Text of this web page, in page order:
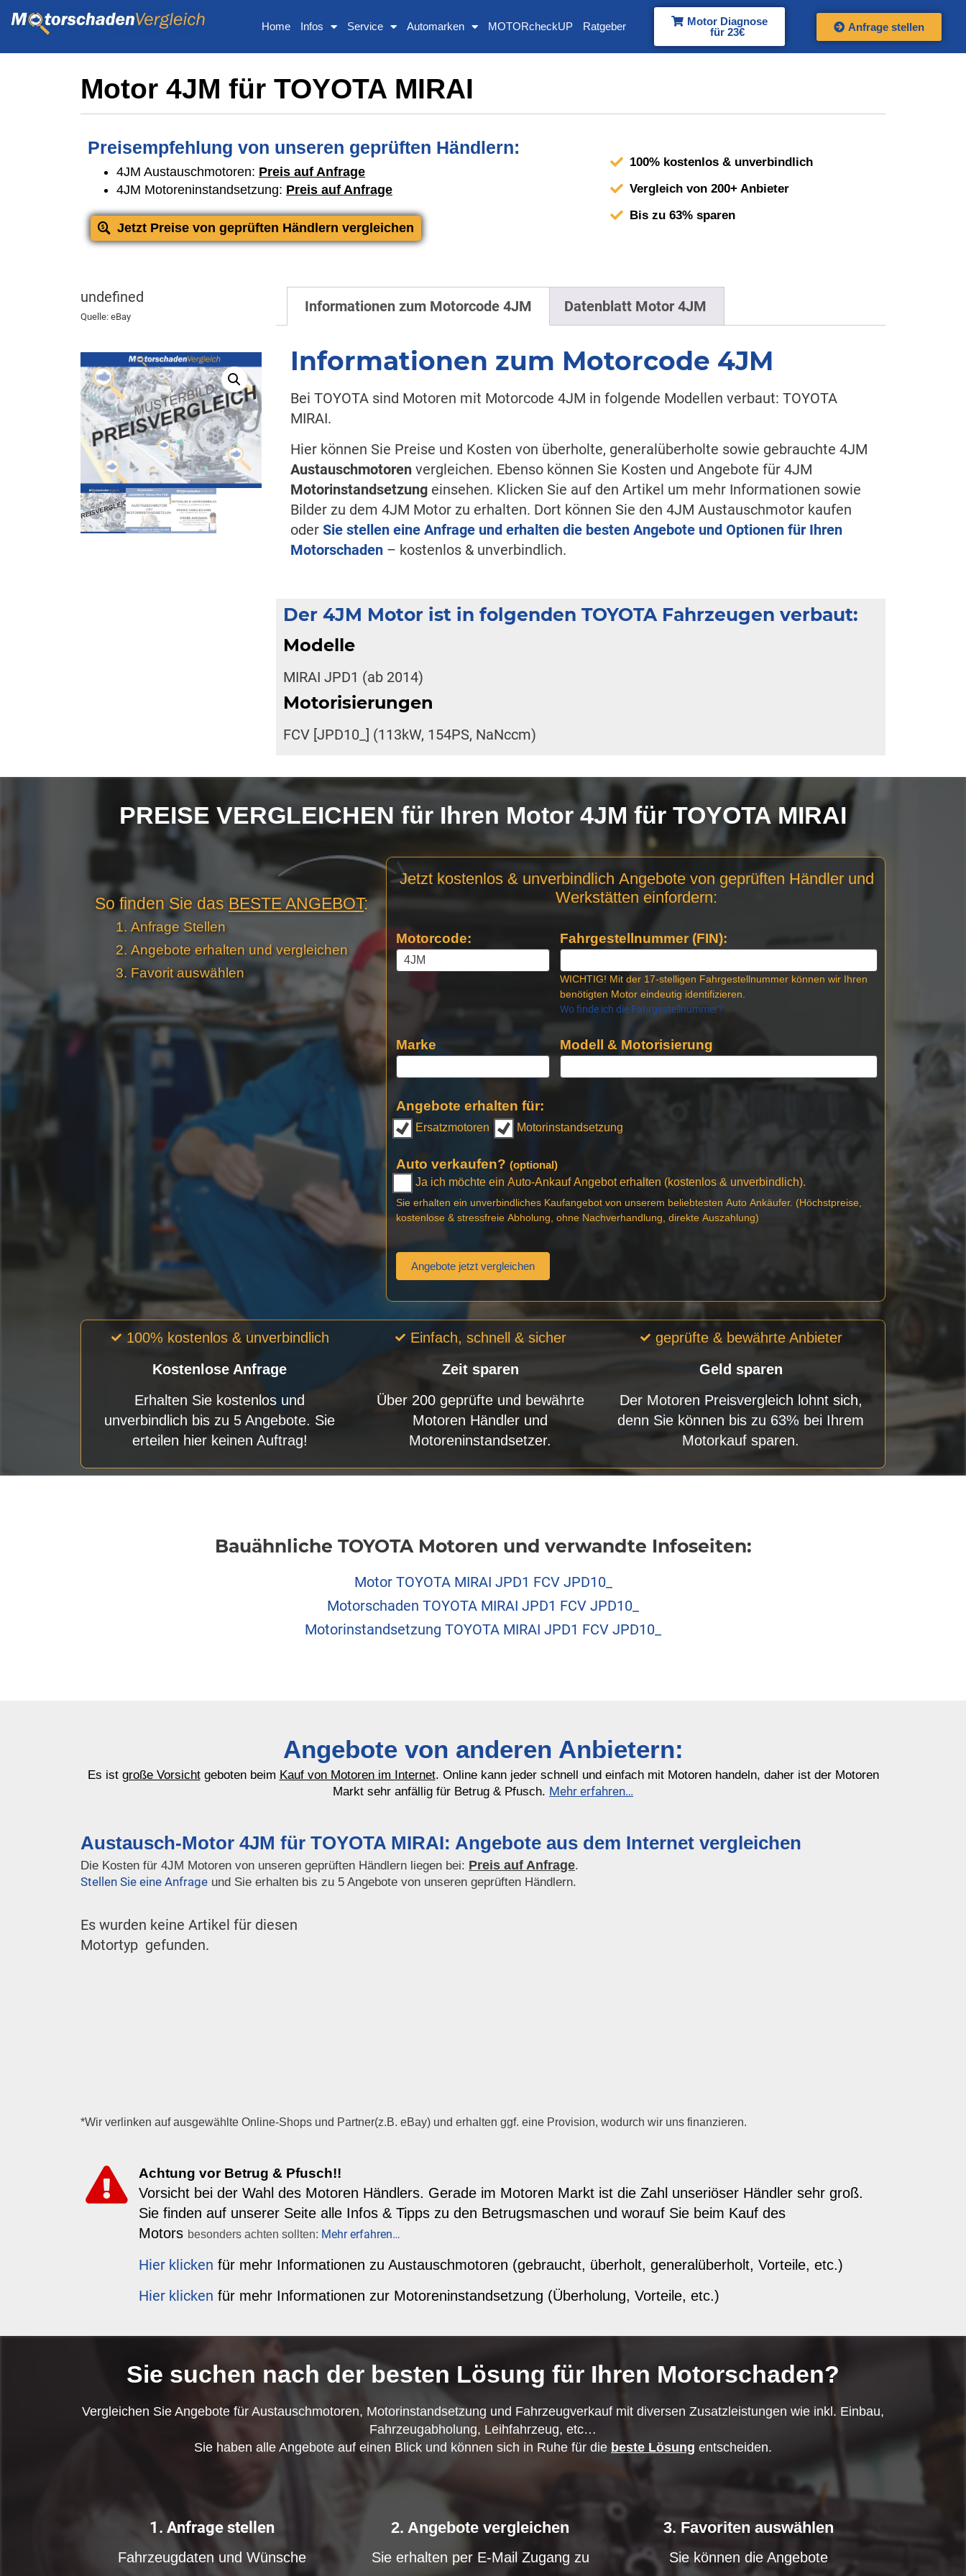
Home Infos Service Automarken MOTORcheckUP Ratgeber
Motor Diagnose
für 23€
Anfrage stellen
Motor 4JM für TOYOTA MIRAI
Preisempfehlung von unseren geprüften Händlern:
4JM Austauschmotoren: Preis auf Anfrage
4JM Motoreninstandsetzung: Preis auf Anfrage
Jetzt Preise von geprüften Händlern vergleichen
100% kostenlos & unverbindlich
Vergleich von 200+ Anbieter
Bis zu 63% sparen
undefined
Quelle: eBay
Informationen zum Motorcode 4JM Datenblatt Motor 4JM
Informationen zum Motorcode 4JM
Bei TOYOTA sind Motoren mit Motorcode 4JM in folgende Modellen verbaut: TOYOTA
MIRAI.
Hier können Sie Preise und Kosten von überholte, generalüberholte sowie gebrauchte 4JM
Austauschmotoren vergleichen. Ebenso können Sie Kosten und Angebote für 4JM
Motorinstandsetzung einsehen. Klicken Sie auf den Artikel um mehr Informationen sowie
Bilder zu dem 4JM Motor zu erhalten. Dort können Sie den 4JM Austauschmotor kaufen
oder Sie stellen eine Anfrage und erhalten die besten Angebote und Optionen für Ihren
Motorschaden – kostenlos & unverbindlich.
Der 4JM Motor ist in folgenden TOYOTA Fahrzeugen verbaut:
Modelle
MIRAI JPD1 (ab 2014)
Motorisierungen
FCV [JPD10_] (113kW, 154PS, NaNccm)
PREISE VERGLEICHEN für Ihren Motor 4JM für TOYOTA MIRAI
So finden Sie das BESTE ANGEBOT:
Anfrage Stellen
Angebote erhalten und vergleichen
Favorit auswählen
Motor
Jetzt kostenlos & unverbindlich Angebote von geprüften Händler und
Werkstätten einfordern:
Motorcode: Fahrgestellnummer (FIN):
WICHTIG! Mit der 17-stelligen Fahrgestellnummer können wir Ihren
benötigten Motor eindeutig identifizieren.
Wo finde ich die Fahrgestellnummer?
Marke Modell & Motorisierung
Angebote erhalten für:
Ersatzmotoren Motorinstandsetzung
Auto verkaufen? (optional)
Ja ich möchte ein Auto-Ankauf Angebot erhalten (kostenlos & unverbindlich).
Sie erhalten ein unverbindliches Kaufangebot von unserem beliebtesten Auto Ankäufer. (Höchstpreise,
kostenlose & stressfreie Abholung, ohne Nachverhandlung, direkte Auszahlung)
Angebote jetzt vergleichen
100% kostenlos & unverbindlich
Kostenlose Anfrage
Erhalten Sie kostenlos und
unverbindlich bis zu 5 Angebote. Sie
erteilen hier keinen Auftrag!
Einfach, schnell & sicher
Zeit sparen
Über 200 geprüfte und bewährte
Motoren Händler und
Motoreninstandsetzer.
geprüfte & bewährte Anbieter
Geld sparen
Der Motoren Preisvergleich lohnt sich,
denn Sie können bis zu 63% bei Ihrem
Motorkauf sparen.
Bauähnliche TOYOTA Motoren und verwandte Infoseiten:
Motor TOYOTA MIRAI JPD1 FCV JPD10_
Motorschaden TOYOTA MIRAI JPD1 FCV JPD10_
Motorinstandsetzung TOYOTA MIRAI JPD1 FCV JPD10_
Angebote von anderen Anbietern:
Es ist große Vorsichtgeboten beim Kauf von Motoren im Internet. Online kann jeder schnell und einfach mit Motoren handeln, daher ist der Motoren
Markt sehr anfällig für Betrug & Pfusch. Mehr erfahren…
Austausch-Motor 4JM für TOYOTA MIRAI: Angebote aus dem Internet vergleichen
Die Kosten für 4JM Motoren von unseren geprüften Händlern liegen bei: Preis auf Anfrage.
Stellen Sie eine Anfrage und Sie erhalten bis zu 5 Angebote von unseren geprüften Händlern.
Es wurden keine Artikel für diesen
Motortyp gefunden.
*Wir verlinken auf ausgewählte Online-Shops und Partner(z.B. eBay) und erhalten ggf. eine Provision, wodurch wir uns finanzieren.
Achtung vor Betrug & Pfusch!!
Vorsicht bei der Wahl des Motoren Händlers. Gerade im Motoren Markt ist die Zahl unseriöser Händler sehr groß.
Sie finden auf unserer Seite alle Infos & Tipps zu den Betrugsmaschen und worauf Sie beim Kauf des
Motors besonders achten sollten: Mehr erfahren…
Hier klicken für mehr Informationen zu Austauschmotoren (gebraucht, überholt, generalüberholt, Vorteile, etc.)
Hier klicken für mehr Informationen zur Motoreninstandsetzung (Überholung, Vorteile, etc.)
Sie suchen nach der besten Lösung für Ihren Motorschaden?
Vergleichen Sie Angebote für Austauschmotoren, Motorinstandsetzung und Fahrzeugverkauf mit diversen Zusatzleistungen wie inkl. Einbau,
Fahrzeugabholung, Leihfahrzeug, etc…
Sie haben alle Angebote auf einen Blick und können sich in Ruhe für die beste Lösung entscheiden.
1. Anfrage stellen
Fahrzeugdaten und Wünsche
2. Angebote vergleichen
Sie erhalten per E-Mail Zugang zu
3. Favoriten auswählen
Sie können die Angebote